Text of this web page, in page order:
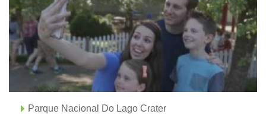
Parque Nacional Do Lago Crater